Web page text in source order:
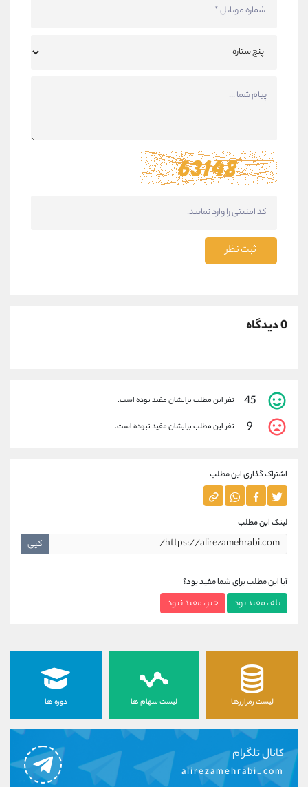
ثبت نظر
0 دیدگاه
45 نفر این مطلب برایشان مفید بوده است.
9 نفر این مطلب برایشان مفید نبوده است.
اشتراک گذاری این مطلب
لینک این مطلب
کپی
آیا این مطلب برای شما مفید بود؟
بله ، مفید بود خیر ، مفید نبود
لیست رمزارزها لیست سهام ها دوره ها
کانال تلگرام
alirezamehrabi_com